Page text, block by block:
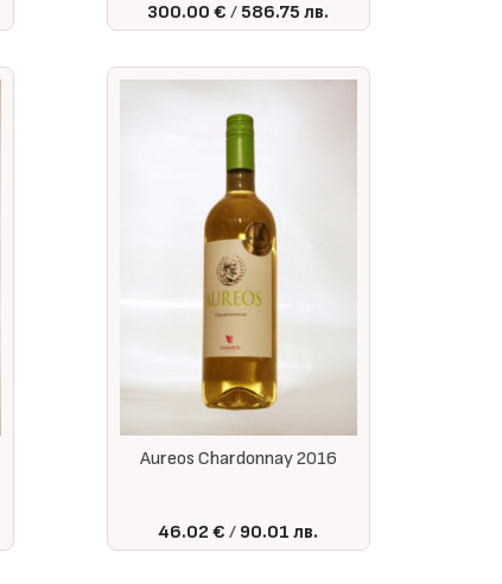
300.00 € 586.75 лв.
Aureos Chardonnay 2016
46.02 € 90.01 лв.